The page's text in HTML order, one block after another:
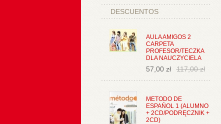
DESCUENTOS
AULA AMIGOS 2
CARPETA
PROFESOR/TECZKA
DLA NAUCZYCIELA
57,00 zł 117,00 zł
METODO DE
ESPAŃOL 1 (ALUMNO
+ 2CD/PODRĘCZNIK +
2CD)